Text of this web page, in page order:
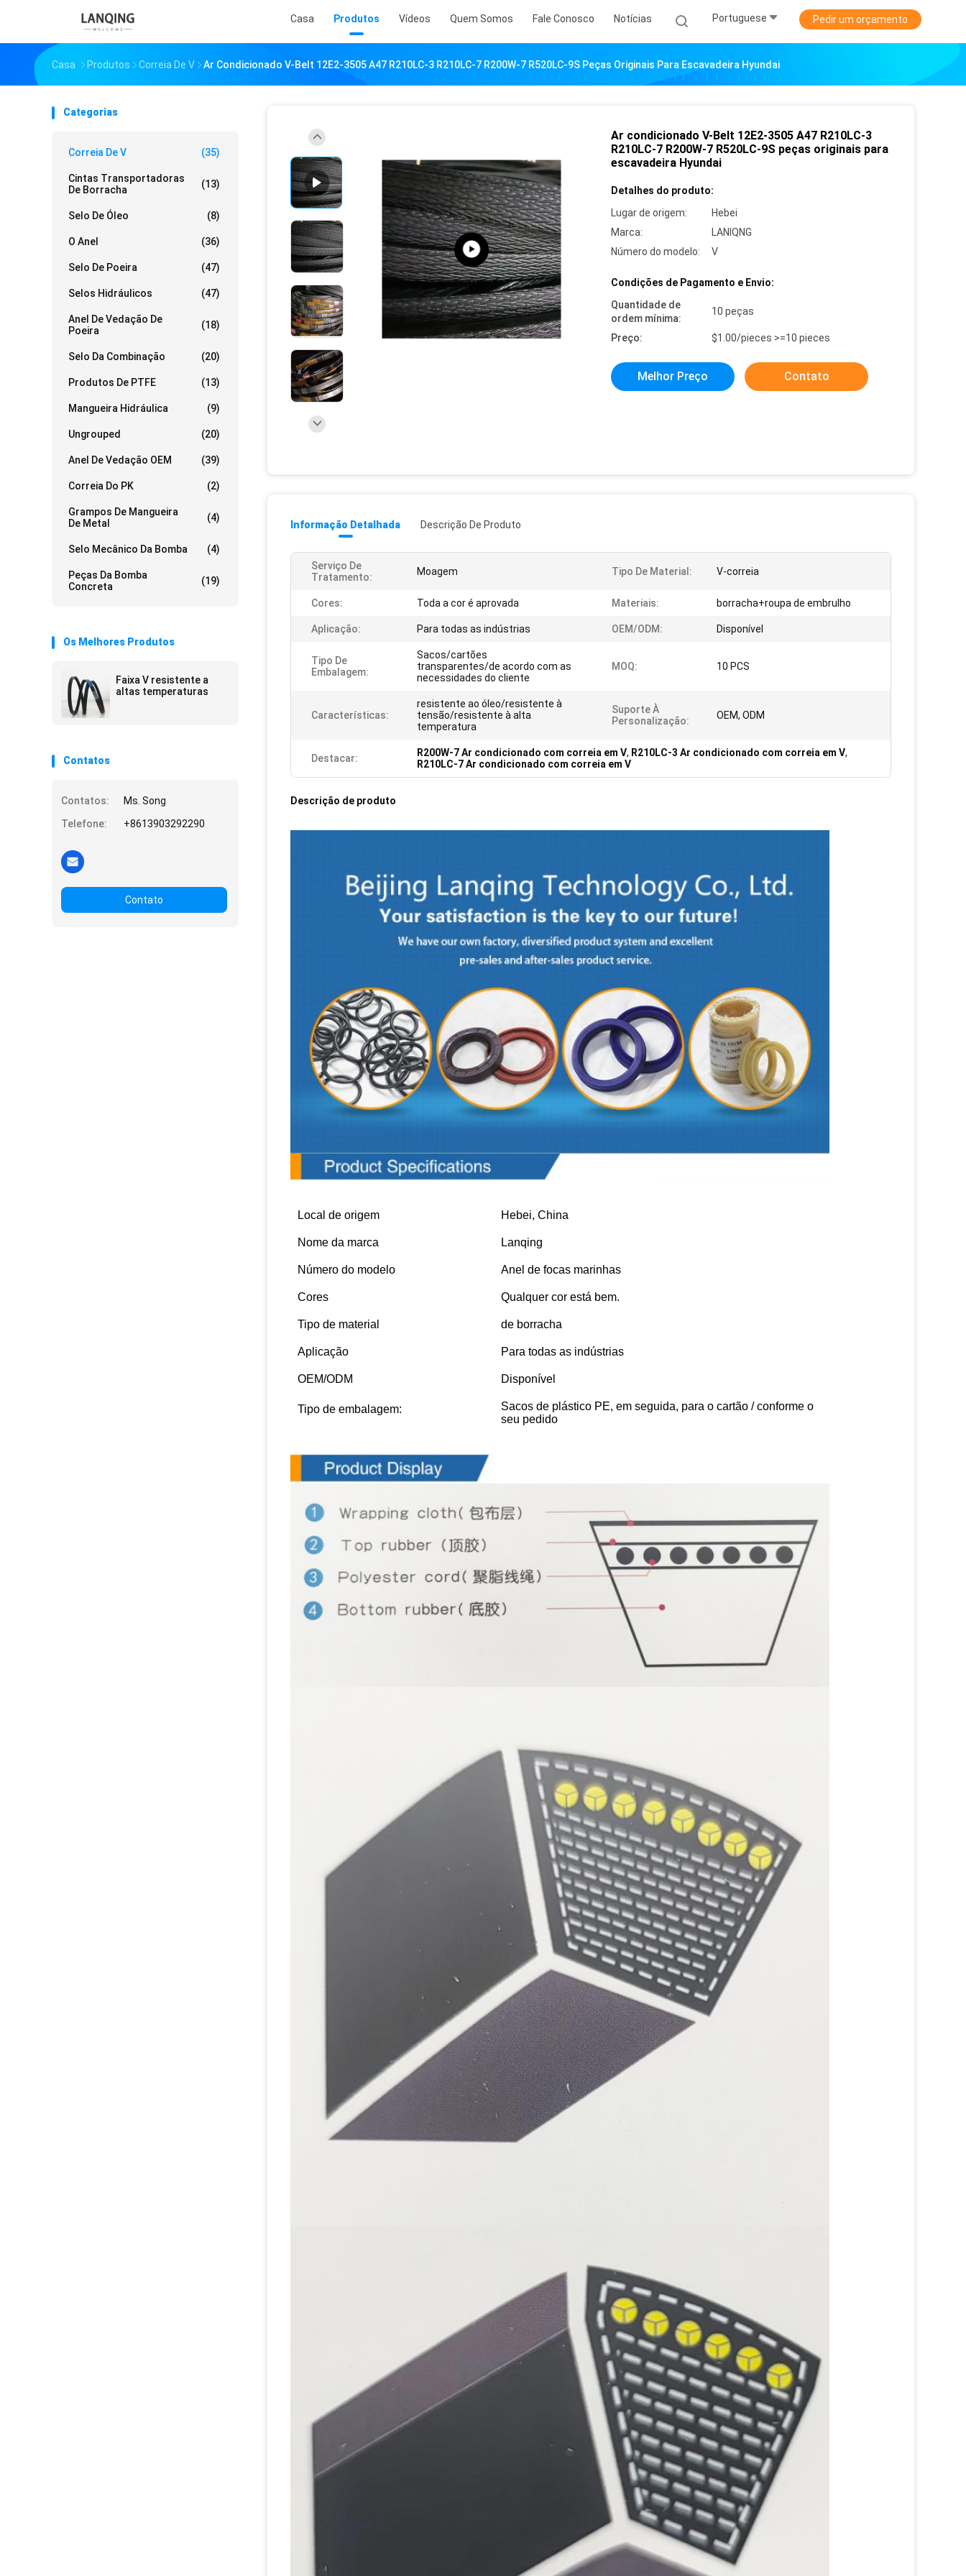
Casa Produtos Vídeos Quem Somos Fale Conosco Notícias Portuguese Pedir um orçamento
Casa Produtos Correia De V Ar Condicionado V-Belt 12E2-3505 A47 R210LC-3 R210LC-7 R200W-7 R520LC-9S Peças Originais Para Escavadeira Hyundai
Categorias
Correia De V (35)
Cintas Transportadoras
De Borracha
(13)
Selo De Óleo (8)
O Anel (36)
Selo De Poeira (47)
Selos Hidráulicos (47)
Anel De Vedação De
Poeira
(18)
Selo Da Combinação (20)
Produtos De PTFE (13)
Mangueira Hidráulica (9)
Ungrouped (20)
Anel De Vedação OEM (39)
Correia Do PK (2)
Grampos De Mangueira
De Metal
(4)
Selo Mecânico Da Bomba (4)
Peças Da Bomba
Concreta
(19)
Os Melhores Produtos
Faixa V resistente a
altas temperaturas
Contatos
Contatos:
Ms. Song
Telefone:
+8613903292290
Contato
Ar condicionado V-Belt 12E2-3505 A47 R210LC-3
R210LC-7 R200W-7 R520LC-9S peças originais para
escavadeira Hyundai
Detalhes do produto:
Lugar de origem:
Hebei
Marca:
LANIQNG
Número do modelo:
V
Condições de Pagamento e Envio:
Quantidade de
ordem mínima:
10 peças
Preço: $1.00/pieces >=10 pieces
Melhor Preço Contato
Informação Detalhada Descrição De Produto
Serviço De
Tratamento:
Moagem Tipo De Material: V-correia
Cores: Toda a cor é aprovada Materiais: borracha+roupa de embrulho
Aplicação: Para todas as indústrias OEM/ODM: Disponível
Tipo De
Embalagem:
Sacos/cartões
transparentes/de acordo com as
necessidades do cliente
MOQ: 10 PCS
Características:
resistente ao óleo/resistente à
tensão/resistente à alta
temperatura
Suporte À
Personalização:
OEM, ODM
Destacar: R200W-7 Ar condicionado com correia em V, R210LC-3 Ar condicionado com correia em V,
R210LC-7 Ar condicionado com correia em V
Descrição de produto
Local de origem Hebei, China
Nome da marca Lanqing
Número do modelo Anel de focas marinhas
Cores Qualquer cor está bem.
Tipo de material de borracha
Aplicação Para todas as indústrias
OEM/ODM Disponível
Tipo de embalagem:
Sacos de plástico PE, em seguida, para o cartão / conforme o
seu pedido